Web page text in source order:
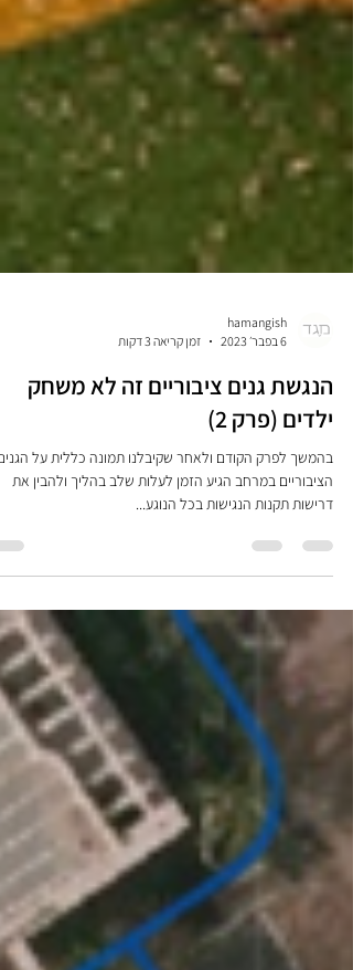
hamangish
6 בפבר׳ 2023
זמן קריאה 3 דקות
הנגשת גנים ציבוריים זה לא משחק
ילדים (פרק 2)
בהמשך לפרק הקודם ולאחר שקיבלנו תמונה כללית על
הציבוריים במרחב הגיע הזמן לעלות שלב בהליך ולהבין את